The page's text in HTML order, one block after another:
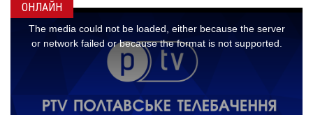
ОНЛАЙН